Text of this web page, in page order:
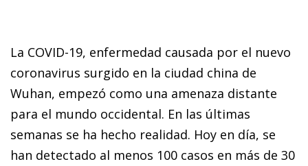
La COVID-19, enfermedad causada por el nuevo
coronavirus surgido en la ciudad china de
Wuhan, empezó como una amenaza distante
para el mundo occidental. En las últimas
semanas se ha hecho realidad. Hoy en día, se
han detectado al menos 100 casos en más de 30